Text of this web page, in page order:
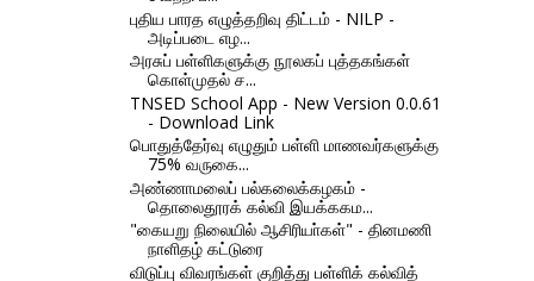
புதிய பாரத எழுத்தறிவு திட்டம் - NILP -
அடிப்படை எழ...
அரசுப் பள்ளிகளுக்கு நூலகப் புத்தகங்கள்
கொள்முதல் ச...
TNSED School App - New Version 0.0.61
- Download Link
பொதுத்தேர்வு எழுதும் பள்ளி மாணவர்களுக்கு
75% வருகை...
அண்ணாமலைப் பல்கலைக்கழகம் -
தொலைதூரக் கல்வி இயக்ககம...
"கையறு நிலையில் ஆசிரியா்கள்" - தினமணி
நாளிதழ் கட்டுரை
விடுப்பு விவரங்கள் குறித்து பள்ளிக் கல்வித்